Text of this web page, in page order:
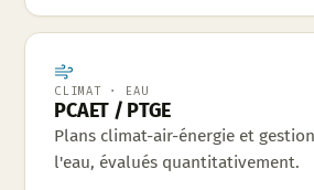
CLIMAT · EAU
PCAET / PTGE
Plans climat-air-énergie et
l'eau, évalués quantitativement.